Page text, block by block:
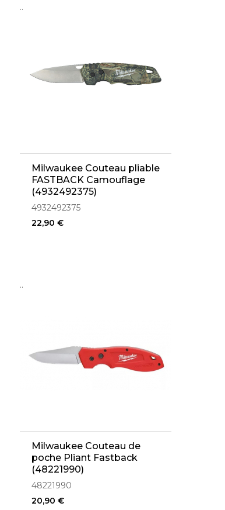
..
Milwaukee Couteau pliable
FASTBACK Camouflage
(4932492375)
4932492375
22,90 €
..
Milwaukee Couteau de
poche Pliant Fastback
(48221990)
48221990
20,90 €